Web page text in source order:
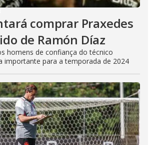
comprar Praxedes
de Ramón Díaz
homens de confiança do técnico
importante para a temporada de 2024